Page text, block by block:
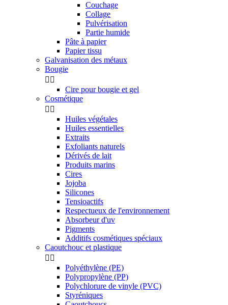
Couchage
Collage
Pulvérisation
Partie humide
Pâte à papier
Papier tissu
Galvanisation des métaux
Bougie
 
Cire pour bougie et gel
Cosmétique
 
Huiles végétales
Huiles essentielles
Extraits
Exfoliants naturels
Dérivés de lait
Produits marins
Cires
Jojoba
Silicones
Tensioactifs
Respectueux de l'environnement
Absorbeur d'uv
Pigments
Additifs cosmétiques spéciaux
Caoutchouc et plastique
 
Polyéthylène (PE)
Polypropylène (PP)
Polychlorure de vinyle (PVC)
Styréniques